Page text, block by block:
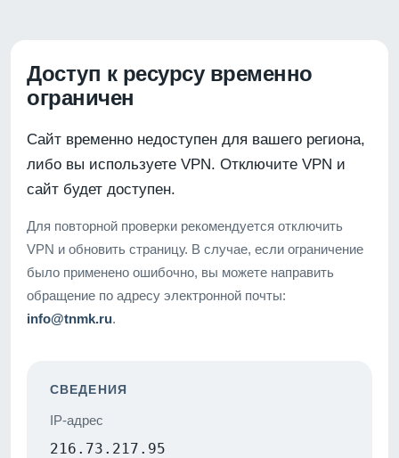
Доступ к ресурсу временно
ограничен
Сайт временно недоступен для вашего региона,
либо вы используете VPN. Отключите VPN и
сайт будет доступен.
Для повторной проверки рекомендуется отключить
VPN и обновить страницу. В случае, если ограничение
было применено ошибочно, вы можете направить
обращение по адресу электронной почты:
info@tnmk.ru.
СВЕДЕНИЯ
IP-адрес
216.73.217.95